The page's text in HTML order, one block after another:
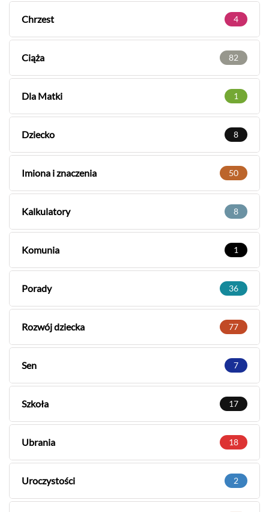
Chrzest 4
Ciąża 82
Dla Matki 1
Dziecko 8
Imiona i znaczenia 50
Kalkulatory 8
Komunia 1
Porady 36
Rozwój dziecka 77
Sen 7
Szkoła 17
Ubrania 18
Uroczystości 2